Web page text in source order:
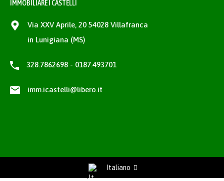
IMMOBILIARE I CASTELLI
Via XXV Aprile, 20 54028 Villafranca
in Lunigiana (MS)
328.7862698 - 0187.493701
imm.icastelli@libero.it
Cookie Policy
Italiano
Richiedi Informazioni / Request information